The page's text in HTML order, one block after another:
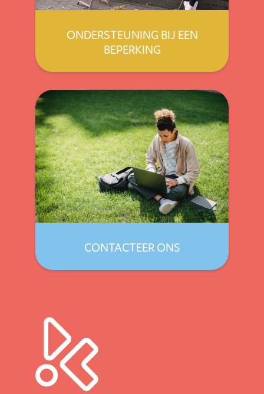
ONDERSTEUNING BIJ EEN
BEPERKING
CONTACTEER ONS